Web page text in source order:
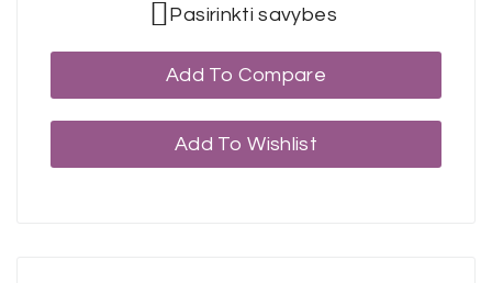
Pasirinkti savybes
Add To Compare
Add To Wishlist